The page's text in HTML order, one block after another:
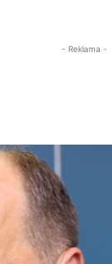
- Reklama -